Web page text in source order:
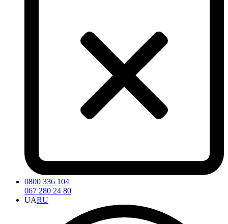
0800 336 104
067 280 24 80
UARU